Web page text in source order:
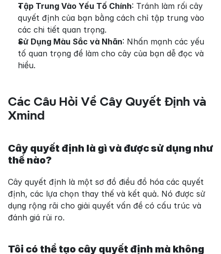
Tập Trung Vào Yếu Tố Chính: Tránh làm rối cây
quyết định của bạn bằng cách chỉ tập trung vào
các chi tiết quan trọng.
Sử Dụng Màu Sắc và Nhãn: Nhấn mạnh các yếu
tố quan trọng để làm cho cây của bạn dễ đọc và
hiểu.
Các Câu Hỏi Về Cây Quyết Định và
Xmind
Cây quyết định là gì và được sử dụng như
thế nào?
Cây quyết định là một sơ đồ điều đồ hóa các quyết
định, các lựa chọn thay thế và kết quả. Nó được sử
dụng rộng rãi cho giải quyết vấn đề có cấu trúc và
đánh giá rủi ro.
Tôi có thể tạo cây quyết định mà không